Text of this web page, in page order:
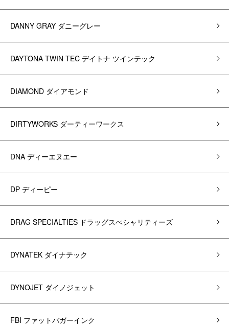
DANNY GRAY ダニーグレー
DAYTONA TWIN TEC デイトナ ツインテック
DIAMOND ダイアモンド
DIRTYWORKS ダーティーワークス
DNA ディーエヌエー
DP ディーピー
DRAG SPECIALTIES ドラッグスぺシャリティーズ
DYNATEK ダイナテック
DYNOJET ダイノジェット
FBI ファットバガーインク